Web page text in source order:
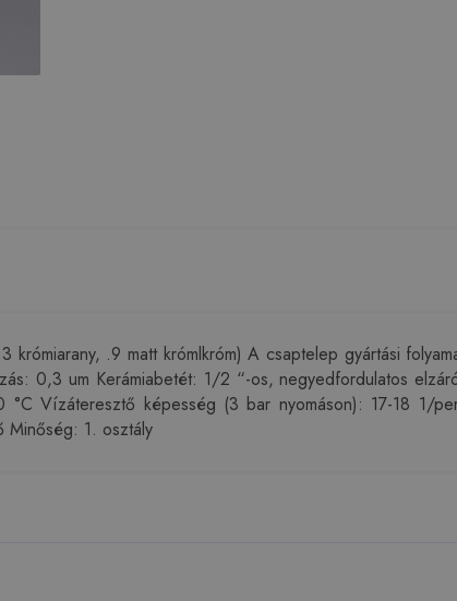
.9 matt krómlkróm) A csaptelep gyártási
0,3 um Kerámiabetét: 1/2 “-os, negyedfordulatos
°C Vízáteresztő képesség (3 bar nyomáson): 17-18 1/
1. osztály